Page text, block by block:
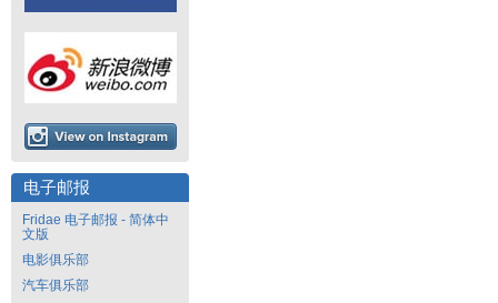
电子邮报
Fridae 电子邮报 - 简体中
文版
电影俱乐部
汽车俱乐部